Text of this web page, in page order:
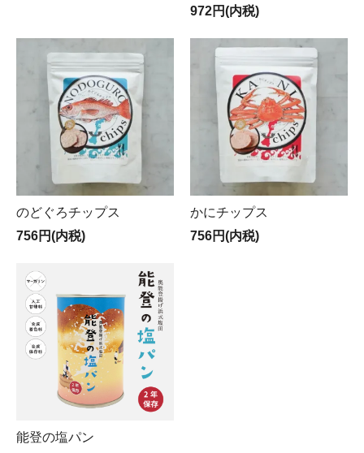
972円(内税)
のどぐろチップス
756円(内税)
かにチップス
756円(内税)
能登の塩パン